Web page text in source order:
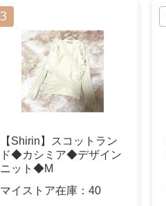
【Shirin】スコットラン
ド◆カシミア◆デザイン
ニット◆M
マイストア在庫： 40